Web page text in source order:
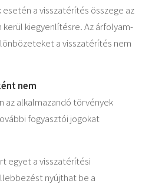
a visszatérítés összege az
kiegyenlítésre. Az árfolyam-
a visszatérítés nem
nem
az alkalmazandó törvények
fogyasztói jogokat
egyet a visszatérítési
nyújthat be a